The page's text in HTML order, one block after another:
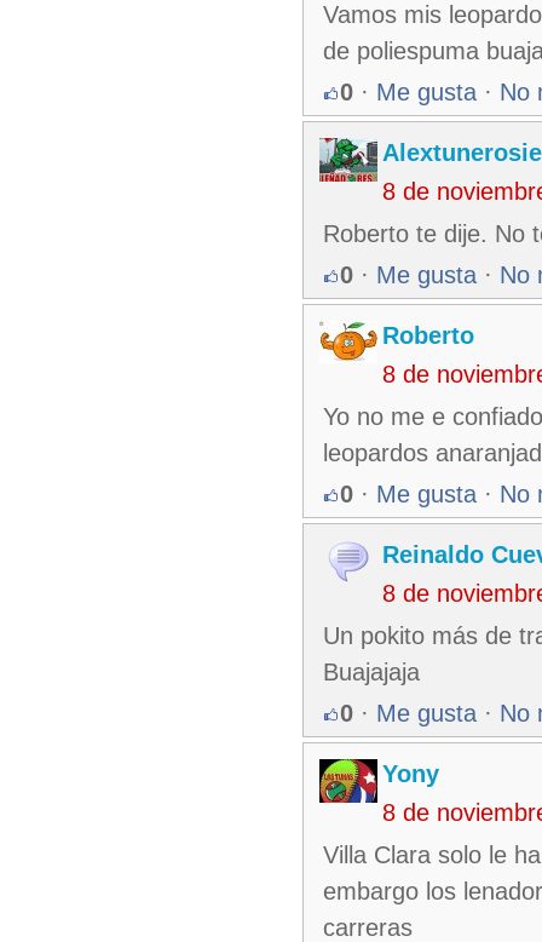
Vamos mis
de poliespuma
0 · Me gusta · No
8 de
Roberto te dije. No
0 · Me gusta · No
Roberto
8 de
Yo no me e
leopardos
0 · Me gusta · No
Reinaldo
8 de
Un pokito más de
Buajajaja
0 · Me gusta · No
Yony
8 de
Villa Clara solo le
embargo los
carreras